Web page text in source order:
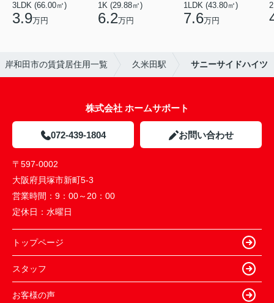
3LDK (66.00㎡)
3.9万円
1K (29.88㎡)
6.2万円
1LDK (43.80㎡)
7.6万円
岸和田市の賃貸居住用一覧 久米田駅 サニーサイドハイツ
株式会社 ホームサポート
072-439-1804 お問い合わせ
〒597-0002
大阪府貝塚市新町5-3
営業時間： 9：00～20：00
定休日： 水曜日
トップページ
スタッフ
お客様の声